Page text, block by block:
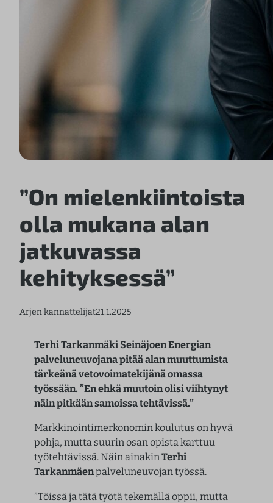
”On mielenkiintoista
olla mukana alan
jatkuvassa
kehityksessä”
Arjen kannattelijat21.1.2025
Terhi Tarkanmäki Seinäjoen Energian
palveluneuvojana pitää alan muuttumista
tärkeänä vetovoimatekijänä omassa
työssään. ”En ehkä muutoin olisi viihtynyt
näin pitkään samoissa tehtävissä.”
Markkinointimerkonomin koulutus on hyvä
pohja, mutta suurin osan opista karttuu
työtehtävissä. Näin ainakinTerhi
Tarkanmäenpalveluneuvojan työssä.
”Töissä ja tätä työtä tekemällä oppii, mutta